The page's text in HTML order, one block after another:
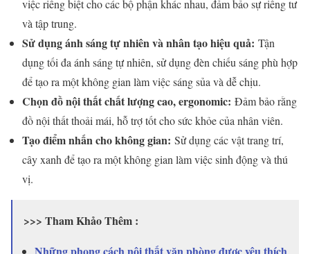
việc riêng biệt cho các bộ phận khác nhau, đảm bảo sự riêng tư
và tập trung.
Sử dụng ánh sáng tự nhiên và nhân tạo hiệu quả: Tận
dụng tối đa ánh sáng tự nhiên, sử dụng đèn chiếu sáng phù hợp
để tạo ra một không gian làm việc sáng sủa và dễ chịu.
Chọn đồ nội thất chất lượng cao, ergonomic: Đảm bảo rằng
đồ nội thất thoải mái, hỗ trợ tốt cho sức khỏe của nhân viên.
Tạo điểm nhấn cho không gian: Sử dụng các vật trang trí,
cây xanh để tạo ra một không gian làm việc sinh động và thú
vị.
>>> Tham Khảo Thêm :
Những phong cách nội thất văn phòng được yêu thích